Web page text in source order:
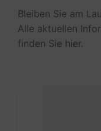
Bleiben Sie am
Alle aktuellen
finden Sie hier.